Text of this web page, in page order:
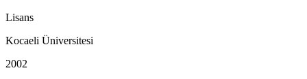
Lisans
Kocaeli Üniversitesi
2002